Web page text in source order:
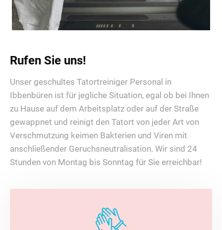
Rufen Sie uns!
Unser geschultes Tatortreiniger Personal in
Ibbenbüren ist für jegliche Situation, egal ob bei Ihnen
zu Hause auf dem Arbeitsplatz oder auf der Straße
gewappnet und reinigt den Tatort von jeder Art von
Verschmutzung keimen Bakterien und Viren mit
anschließender Geruchsneutralisation. Wir sind 24
Stunden von Montag bis Sonntag für Sie erreichbar!